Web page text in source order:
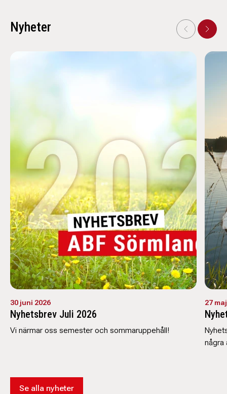
Nyheter
30 juni 2026
Nyhetsbrev Juli 2026
Vi närmar oss semester och sommaruppehåll!
27
några
Se alla nyheter